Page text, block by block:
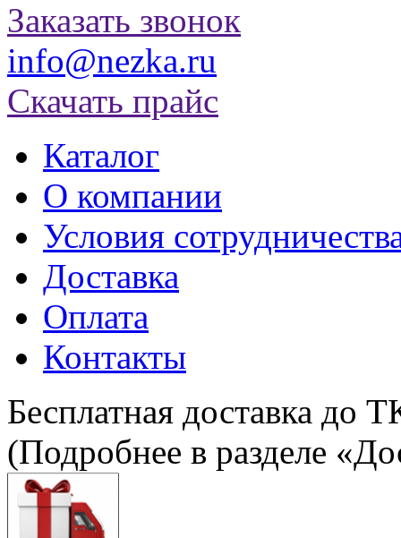
Заказать звонок
info@nezka.ru
Скачать прайс
Каталог
О компании
Условия
Доставка
Оплата
Контакты
Бесплатная доставка до
(Подробнее в разделе